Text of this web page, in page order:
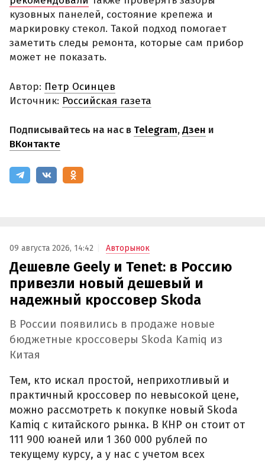
кузовных панелей, состояние крепежа и
маркировку стекол. Такой подход помогает
заметить следы ремонта, которые сам прибор
может не показать.
Автор: Петр Осинцев
Источник: Российская газета
Подписывайтесь на нас в Telegram,Дзен и
ВКонтакте
09 августа 2026, 14:42 Авторынок
Дешевле Geely и Tenet: в Россию
привезли новый дешевый и
надежный кроссовер Skoda
В России появились в продаже новые
бюджетные кроссоверы Skoda Kamiq из
Китая
Тем, кто искал простой, неприхотливый и
практичный кроссовер по невысокой цене,
можно рассмотреть к покупке новый Skoda
Kamiq с китайского рынка. В КНР он стоит от
111 900 юаней или 1 360 000 рублей по
текущему курсу, а у нас с учетом всех